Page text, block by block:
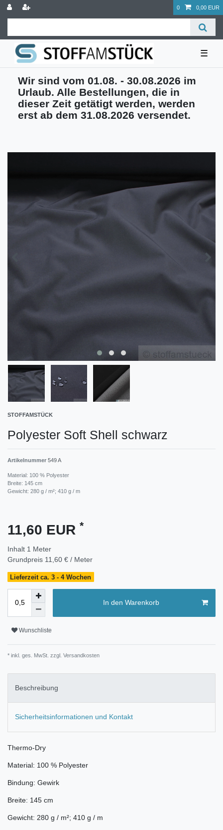
0 0,00 EUR
☰
Wir sind vom 01.08. - 30.08.2026 im
Urlaub. Alle Bestellungen, die in
dieser Zeit getätigt werden, werden
erst ab dem 31.08.2026 versendet.
STOFFAMSTÜCK
Polyester Soft Shell schwarz
Artikelnummer 549 A
Material: 100 % Polyester
Breite: 145 cm
Gewicht: 280 g / m²; 410 g / m
11,60 EUR *
Inhalt 1 Meter
Grundpreis 11,60 € / Meter
Lieferzeit ca. 3 - 4 Wochen
In den Warenkorb
Wunschliste
* inkl. ges. MwSt. zzgl. Versandkosten
Beschreibung
Sicherheitsinformationen und Kontakt
Thermo-Dry
Material: 100 % Polyester
Bindung: Gewirk
Breite: 145 cm
Gewicht: 280 g / m²; 410 g / m